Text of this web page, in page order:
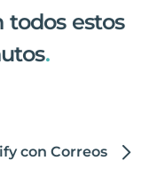
todos estos
.
con Correos